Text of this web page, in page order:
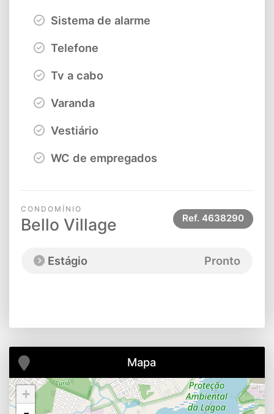
Sistema de alarme
Telefone
Tv a cabo
Varanda
Vestiário
WC de empregados
CONDOMÍNIO
Bello Village Ref. 4638290
Estágio Pronto
Mapa
+